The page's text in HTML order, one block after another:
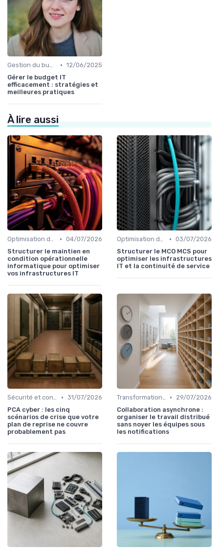
Gestion du budget IT • 12/06/2025
Gérer le budget IT
efficacement : stratégies et
meilleures pratiques
À lire aussi
Optimisation des infrastructures IT • 04/07/2026
Structurer le maintien en
condition opérationnelle
informatique pour optimiser
vos infrastructures IT
Optimisation des infrastructures IT • 03/07/2026
Structurer le MCO MCS pour
optimiser les infrastructures
IT et la continuité de service
Sécurité et conformité • 31/07/2026
PCA cyber : les cinq
scénarios de crise que votre
plan de reprise ne couvre
probablement pas
Transformation digitale •
29/07/2026
Collaboration asynchrone :
organiser le travail distribué
sans noyer les équipes sous
les notifications